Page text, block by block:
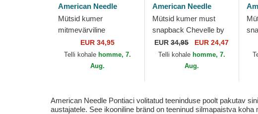
American Needle
Mütsid kumer
mitmevärviline
snapback Twill Valin
Patch American Needle
EUR 34,95
Telli kohale homme, 7.
Aug.
American Needle
Mütsid kumer must
snapback Chevelle by
Valin American Needle
EUR34,95 EUR 24,47
Telli kohale homme, 7.
Aug.
American Needle Pontiaci volitatud teeninduse poolt pakutav
austajatele. See ikooniline bränd on teeninud silmapaistva